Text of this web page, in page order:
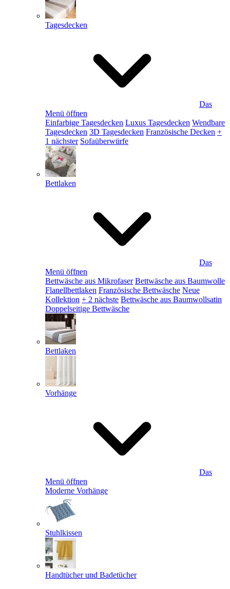
Tagesdecken
Das
Menü öffnen
Einfarbige Tagesdecken Luxus Tagesdecken Wendbare
Tagesdecken 3D Tagesdecken Französische Decken +
1 nächster Sofaüberwürfe
Bettlaken
Das
Menü öffnen
Bettwäsche aus Mikrofaser Bettwäsche aus Baumwolle
Flanellbettlaken Französische Bettwäsche Neue
Kollektion + 2 nächste Bettwäsche aus Baumwollsatin
Doppelseitige Bettwäsche
Bettlaken
Vorhänge
Das
Menü öffnen
Moderne Vorhänge
Stuhlkissen
Handtücher und Badetücher